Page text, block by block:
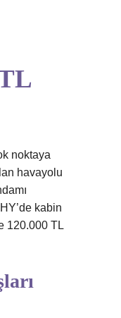
noktaya
havayolu
kabin
120.000 TL